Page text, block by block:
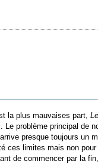
la plus mauvaises part,
. Le problème principal de
presque toujours un
ces limites mais non
de commencer par la